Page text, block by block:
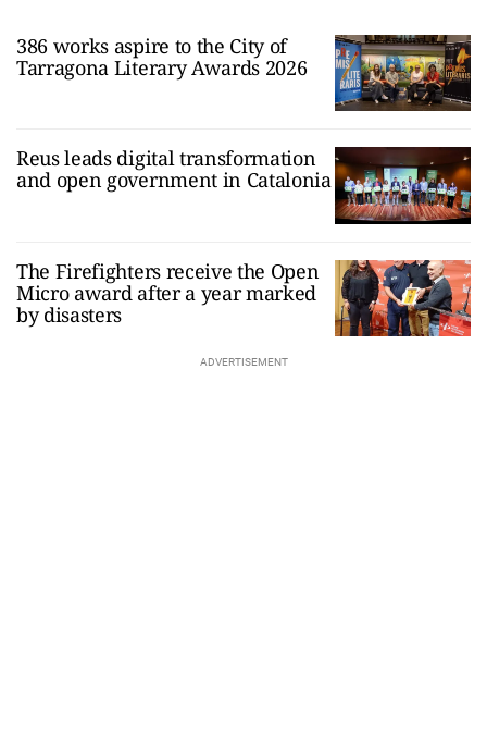
386 works aspire to the City of
Tarragona Literary Awards 2026
Reus leads digital transformation
and open government in Catalonia
The Firefighters receive the Open
Micro award after a year marked
by disasters